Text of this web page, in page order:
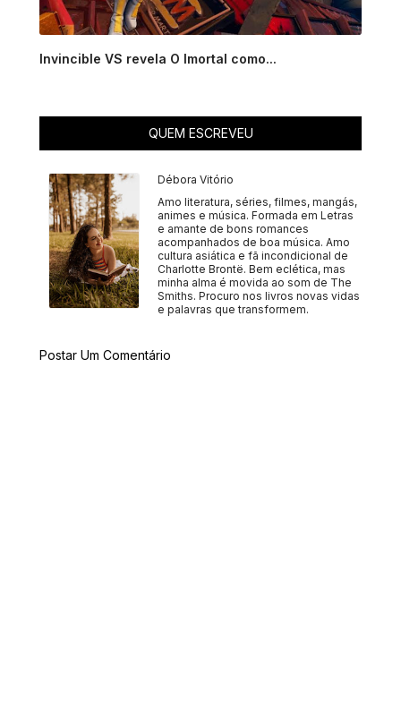
Invincible VS revela O Imortal como...
QUEM ESCREVEU
Débora Vitório
Amo literatura, séries, filmes, mangás,
animes e música. Formada em Letras
e amante de bons romances
acompanhados de boa música. Amo
cultura asiática e fã incondicional de
Charlotte Brontë. Bem eclética, mas
minha alma é movida ao som de The
Smiths. Procuro nos livros novas vidas
e palavras que transformem.
Postar Um Comentário